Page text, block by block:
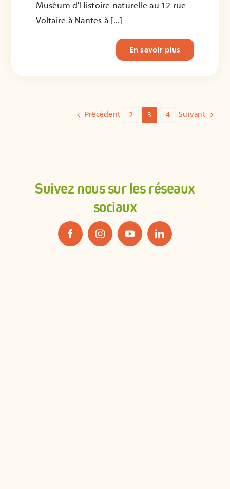
Muséum d'Histoire naturelle au 12 rue
Voltaire à Nantes à [...]
En savoir plus
Précédent 2 3 4 Suivant
Suivez nous sur les réseaux
sociaux